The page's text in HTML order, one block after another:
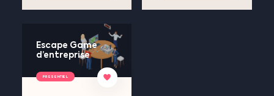
Escape Game
d’entreprise
PRESENTIEL